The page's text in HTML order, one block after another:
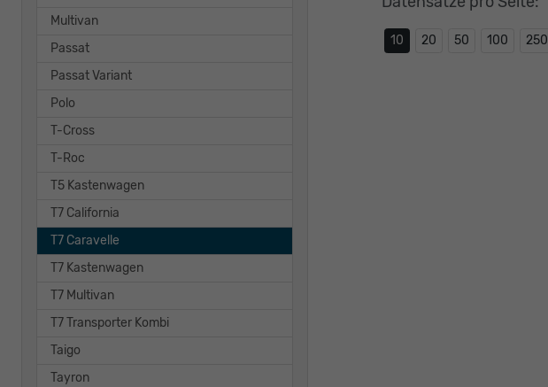
10 20 50 100 250
Multivan
Passat
Passat Variant
Polo
T-Cross
T-Roc
T5 Kastenwagen
T7 California
T7 Caravelle
T7 Kastenwagen
T7 Multivan
T7 Transporter Kombi
Taigo
Tayron